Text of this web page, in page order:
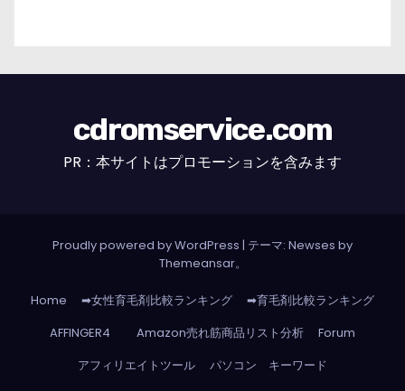
cdromservice.com
PR：本サイトはプロモーションを含みます
Proudly powered by WordPress | テーマ: Newses by
Themeansar。
Home ➡女性育毛剤比較ランキング
➡育毛剤比較ランキング
AFFINGER4
Amazon売れ筋商品リスト分析
Forum
アフィリエイトツール
パソコン キーワード